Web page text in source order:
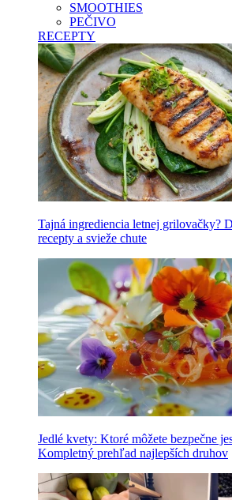
SMOOTHIES
PEČIVO
RECEPTY
Tajná ingrediencia letnej grilovačky?
recepty a svieže chute
Jedlé kvety: Ktoré môžete bezpečne
Kompletný prehľad najlepších druhov